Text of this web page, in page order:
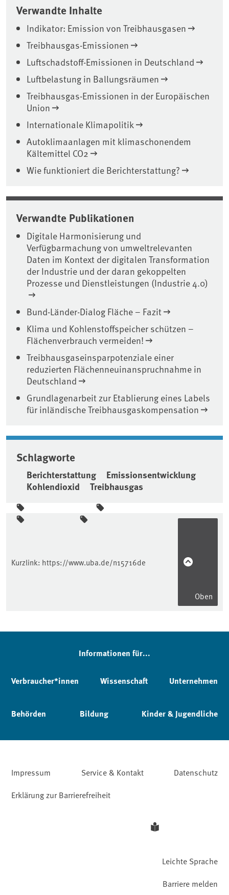
Verwandte Inhalte
Indikator: Emission von Treibhausgasen
Treibhausgas-Emissionen
Luftschadstoff-Emissionen in Deutschland
Luftbelastung in Ballungsräumen
Treibhausgas-Emissionen in der Europäischen
Union
Internationale Klimapolitik
Autoklimaanlagen mit klimaschonendem
Kältemittel CO2
Wie funktioniert die Berichterstattung?
Verwandte Publikationen
Digitale Harmonisierung und
Verfügbarmachung von umweltrelevanten
Daten im Kontext der digitalen Transformation
der Industrie und der daran gekoppelten
Prozesse und Dienstleistungen (Industrie 4.0)
Bund-Länder-Dialog Fläche – Fazit
Klima und Kohlenstoffspeicher schützen –
Flächenverbrauch vermeiden!
Treibhausgaseinsparpotenziale einer
reduzierten Flächenneuinanspruchnahme in
Deutschland
Grundlagenarbeit zur Etablierung eines Labels
für inländische Treibhausgaskompensation
Schlagworte
Berichterstattung
Emissionsentwicklung
Kohlendioxid
Treibhausgas
Seitenleiste
Kurzlink: https://www.uba.de/n15716de
Oben
Informationen für...
Verbraucher*innen Wissenschaft Unternehmen
Behörden Bildung Kinder & Jugendliche
Impressum Service & Kontakt
Datenschutz
Erklärung zur Barrierefreiheit
Leichte Sprache
Barriere melden